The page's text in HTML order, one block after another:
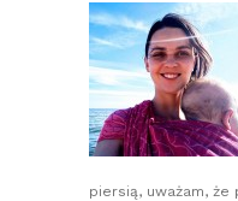
piersią, uważam, że